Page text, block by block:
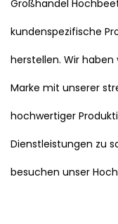
Großhandel
kundenspezifische
herstellen. Wir
Marke mit unserer
hochwertiger
Dienstleistungen zu
besuchen unser